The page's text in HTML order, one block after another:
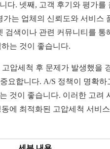
다. 넷째, 고객 후기와 평가를
는 업체의 신뢰도와 서비스
검색이나 관련 커뮤니티를 통
는 것이 좋습니다.
압세척 후 문제가 발생했을
요합니다. A/S 정책이 명확하
것이 좋습니다. 이러한 고려
에 최적화된 고압세척 서비